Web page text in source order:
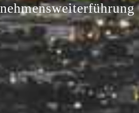
weiterführung